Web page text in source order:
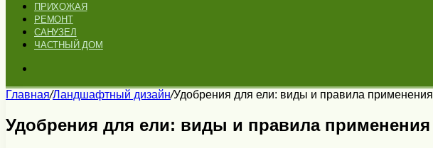
ПРИХОЖАЯ
РЕМОНТ
САНУЗЕЛ
ЧАСТНЫЙ ДОМ
Главная/Ландшафтный дизайн/Удобрения для ели: виды и правила применения
Удобрения для ели: виды и правила применения